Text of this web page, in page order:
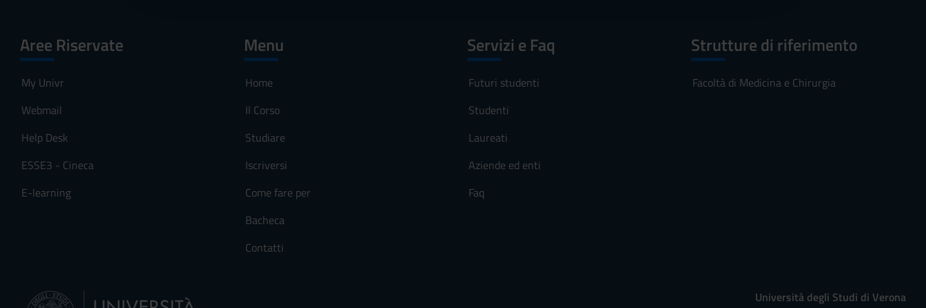
Aree Riservate
My Univr
Webmail
Help Desk
ESSE3 - Cineca
E-learning
Menu
Home
Il Corso
Studiare
Iscriversi
Come fare per
Bacheca
Contatti
Servizi e Faq
Futuri studenti
Studenti
Laureati
Aziende ed enti
Faq
Strutture di riferimento
Facoltà di Medicina e Chirurgia
Università degli Studi di Verona